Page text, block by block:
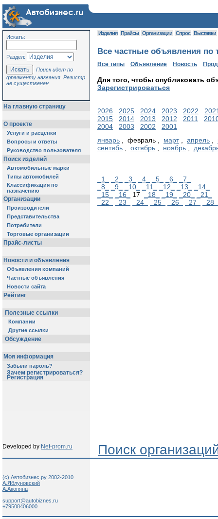
Искать:
Раздел:
Поиск идет по
фрагменту названия. Регистр
не существенен
На главную страницу
О проекте
Услуги и расценки
Вопросы и ответы
Руководство пользователя
Поиск изделий
Автомобильные марки
Типы автомобилей
Классификация по
назначению
Организации
Производители
Представительства
Потребители
Торговые организации
Прайс-листы
Новости и объявления
Объявления компаний
Частные объявления
Новости сайта
Рейтинг
Полезные ссылки
Компании
Другие ссылки
Обсуждение
Моя информация
Забыли пароль?
Зачем регистрироваться?
Регистрация
Изделия Прайсы Организации Спрос Выставки
Все частные объявления по
Все типы Объявление Новость
Для того, чтобы опубликовать
Зарегистрироваться
2026 2025 2024 2023 2022
2015
2014 2013 2012 2011
2004
2003 2002
2001
январь , февраль , март, апрель ,
сентябь , октябрь , ноябрь ,
_1_ _2_ _3_ _4_ _5_ _6_
_7_
_8_
_9_ _10_ _11_ _12_ _13_
_14_
_15_
_16_ 17 _18_ _19_ _20_
_21_
_22_
_23_ _24_ _25_ _26_ _27_ _28_
Developed by Net-prom.ru Поиск
(c) Автобизнес.ру 2002-2010
А.Яблуновский
А.Акопянц
support@autobiznes.ru
+79508406000